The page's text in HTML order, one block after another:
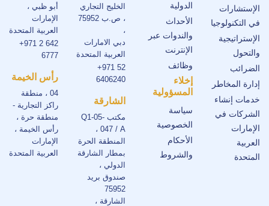
الإستشارات
في التكنولوجيا
الإستراتيجية
والتحول
الضرائب
إدارة المخاطر
خدمات إنشاء
الشركات في
الإمارات
العربية
المتحدة
الدولية
الأحداث
والندوات عبر
الإنترنت
وظائف
إخلاء
المسؤولية
سياسة
الخصوصية
الأحكام
والشروط
الخليج التجاري
، ص.ب 75952
،
دبي الامارات
العربية المتحدة
+971 52
6406240
الشارقة
مكتب Q1-05-
047 / A ،
المنطقة الحرة
بمطار الشارقة
الدولي ،
صندوق بريد
75952
الشارقة ،
أبو ظبي ،
الإمارات
العربية المتحدة
+971 2 642
6777
رأس الخيمة
04 ، منطقة
راكز التجارية -
منطقة حرة ،
رأس الخيمة ،
الإمارات
العربية المتحدة